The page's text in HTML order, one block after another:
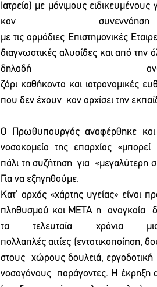
Ιατρεία) με μόνιμους ειδικευμένους
καν συνεννόηση
με τις αρμόδιες Επιστημονικές
διαγνωστικές αλυσίδες και από την
δηλαδή
ζόρι καθήκοντα και ιατρονομικές
που δεν έχουν  καν αρχίσει την
Ο Πρωθυπουργός αναφέρθηκε και
νοσοκομεία  της  επαρχίας  «μπορεί
πάλι τη συζήτηση  για
Για να εξηγηθούμε.
Κατ’ αρχάς «χάρτης υγείας» είναι
πληθυσμού και ΜΕΤΑ η  αναγκαία
τα τελευταία χρόνια
πολλαπλές αιτίες (εντατικοποίηση,
στους  χώρους δουλειά, εργοδοτική
νοσογόνους  παράγοντες. Η έκρηξη